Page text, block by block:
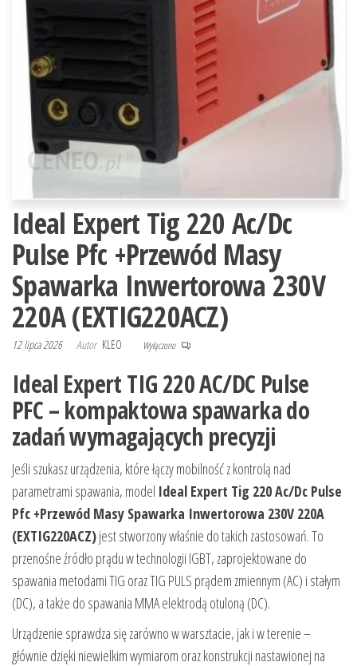
Ideal Expert Tig 220 Ac/Dc
Pulse Pfc +Przewód Masy
Spawarka Inwertorowa 230V
220A (EXTIG220ACZ)
12 lipca 2026 Autor KLEO Wyłączono
Ideal Expert TIG 220 AC/DC Pulse
PFC – kompaktowa spawarka do
zadań wymagających precyzji
Jeśli szukasz urządzenia, które łączy mobilność z kontrolą nad
parametrami spawania, model Ideal Expert Tig 220 Ac/Dc Pulse
Pfc +Przewód Masy Spawarka Inwertorowa 230V 220A
(EXTIG220ACZ)jest stworzony właśnie do takich zastosowań. To
przenośne źródło prądu w technologii IGBT, zaprojektowane do
spawania metodami TIG oraz TIG PULS prądem zmiennym (AC) i stałym
(DC), a także do spawania MMA elektrodą otuloną (DC).
Urządzenie sprawdza się zarówno w warsztacie, jak i w terenie –
głównie dzięki niewielkim wymiarom oraz konstrukcji nastawionej na